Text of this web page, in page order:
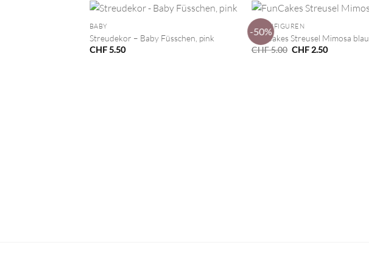
+
BABY
Streudekor – Baby Füsschen, pink
CHF5.50
-50%
+
STREUFIGUREN
FunCakes Streusel Mimosa blau
CHF5.00 Ursprünglicher
CHF 2.50Aktueller